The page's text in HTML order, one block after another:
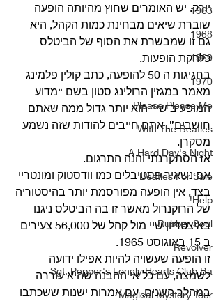
1963
1968
1969
1970
Please Please Me
With The Beatles
A Hard Day's Night
Beatles For Sale
Help!
Rubber Soul
Revolver
Sgt. Pepper's Lonely Hearts Club Ba
Magical Mystery Tour
יורק. יש האומרים שחוץ מהיותה הופעה
שוברת שיאים מבחינת כמות הקהל, היא
גם זו שמבשרת את הסוף של הביטלס
כלהקת הופעות.
בחגיגות ה 50 להופעה, כתב קולין פלמינג
מאמר במגזין הרולינג סטון בשם “מדוע
המופע ב’שיי’ הוא יותר גדול ממה שאתם
חושבים”. אתם חייבים להודות שזה נשמע
מסקרן.
אז הסתקרנתי והנה התרגום.
אם נשאיר פסטיבלים כמו וודסטוק ומונטריי
בצד, אין הופעה מפורסמת יותר בהיסטוריה
של הרוקנרול מאשר זו בה הביטלס ניגנו
באיצטדיון שיי מול קהל של 56,000 צעירים
ב 15 באוגוסט 1965.
זו הופעה שעשויה להיות אפילו ידועה
לשמצה, עם כל אי ההבנה שהיא עוררה
במהלך השנים, עם אמרות ישנות ששכתבו